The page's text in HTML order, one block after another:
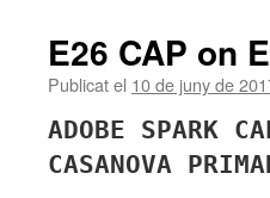
E26 CAP on
Publicat el 10 de juny de
ADOBE SPARK
CASANOVA